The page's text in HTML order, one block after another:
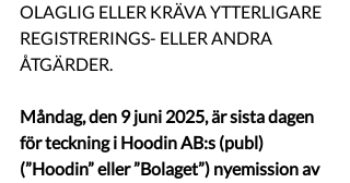
OLAGLIG ELLER KRÄVA YTTERLIGARE
REGISTRERINGS- ELLER ANDRA
ÅTGÄRDER.
Måndag, den 9 juni 2025, är sista dagen
för teckning i Hoodin AB:s (publ)
(”Hoodin” eller ”Bolaget”) nyemission av